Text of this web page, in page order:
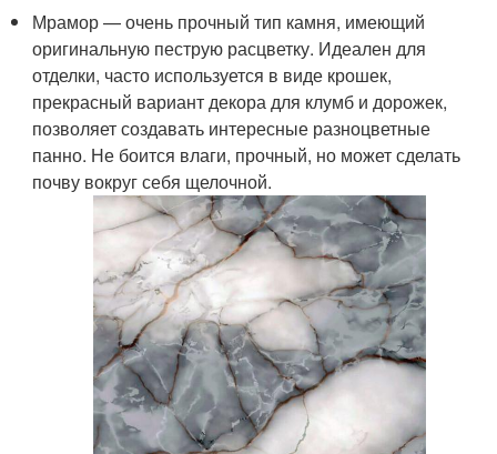
Мрамор — очень прочный тип камня, имеющий
оригинальную пеструю расцветку. Идеален для
отделки, часто используется в виде крошек,
прекрасный вариант декора для клумб и дорожек,
позволяет создавать интересные разноцветные
панно. Не боится влаги, прочный, но может сделать
почву вокруг себя щелочной.